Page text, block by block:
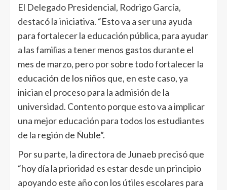
El Delegado Presidencial, Rodrigo García,
destacó la iniciativa. “Esto va a ser una ayuda
para fortalecer la educación pública, para ayudar
a las familias a tener menos gastos durante el
mes de marzo, pero por sobre todo fortalecer la
educación de los niños que, en este caso, ya
inician el proceso para la admisión de la
universidad. Contento porque esto va a implicar
una mejor educación para todos los estudiantes
de la región de Ñuble”.
Por su parte, la directora de Junaeb precisó que
“hoy día la prioridad es estar desde un principio
apoyando este año con los útiles escolares para